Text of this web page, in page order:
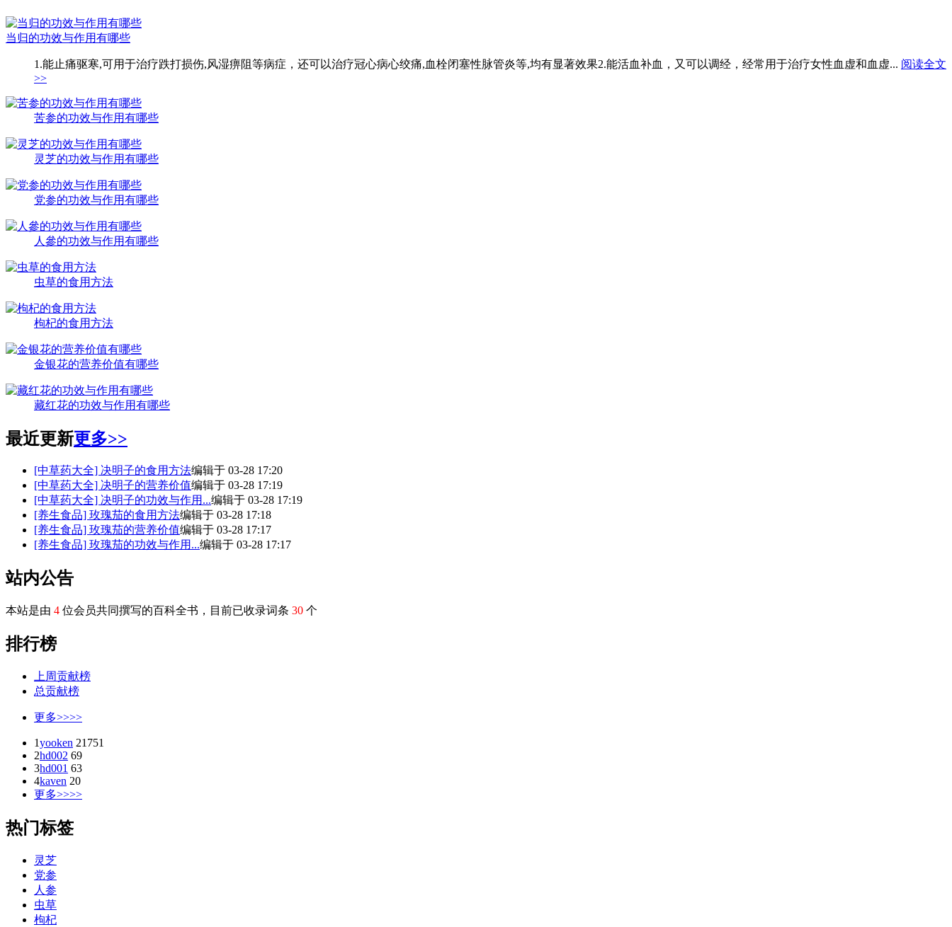
当归的功效与作用有哪些
1.能止痛驱寒,可用于治疗跌打损伤,风湿痹阻等病症，还可以治疗冠心病心绞痛,血栓闭塞性脉管炎等,均有显著效果2.能活血补血，又可以调经，经常用于治疗女性血虚和血虚... 阅读全文
>>
苦参的功效与作用有哪些
灵芝的功效与作用有哪些
党参的功效与作用有哪些
人參的功效与作用有哪些
虫草的食用方法
枸杞的食用方法
金银花的营养价值有哪些
藏红花的功效与作用有哪些
最近更新更多>>
[中草药大全] 决明子的食用方法编辑于 03-28 17:20
[中草药大全] 决明子的营养价值编辑于 03-28 17:19
[中草药大全] 决明子的功效与作用...编辑于 03-28 17:19
[养生食品] 玫瑰茄的食用方法编辑于 03-28 17:18
[养生食品] 玫瑰茄的营养价值编辑于 03-28 17:17
[养生食品] 玫瑰茄的功效与作用...编辑于 03-28 17:17
站内公告
本站是由 4 位会员共同撰写的百科全书，目前已收录词条 30 个
排行榜
上周贡献榜
总贡献榜
更多>>>>
1yooken 21751
2hd002 69
3hd001 63
4kaven 20
更多>>>>
热门标签
灵芝
党参
人参
虫草
枸杞